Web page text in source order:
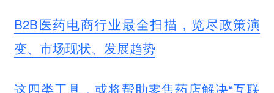
B2B医药电商行业最全扫描，览尽政策演
变、市场现状、发展趋势
这四类工具，或将帮助零售药店解决“互联